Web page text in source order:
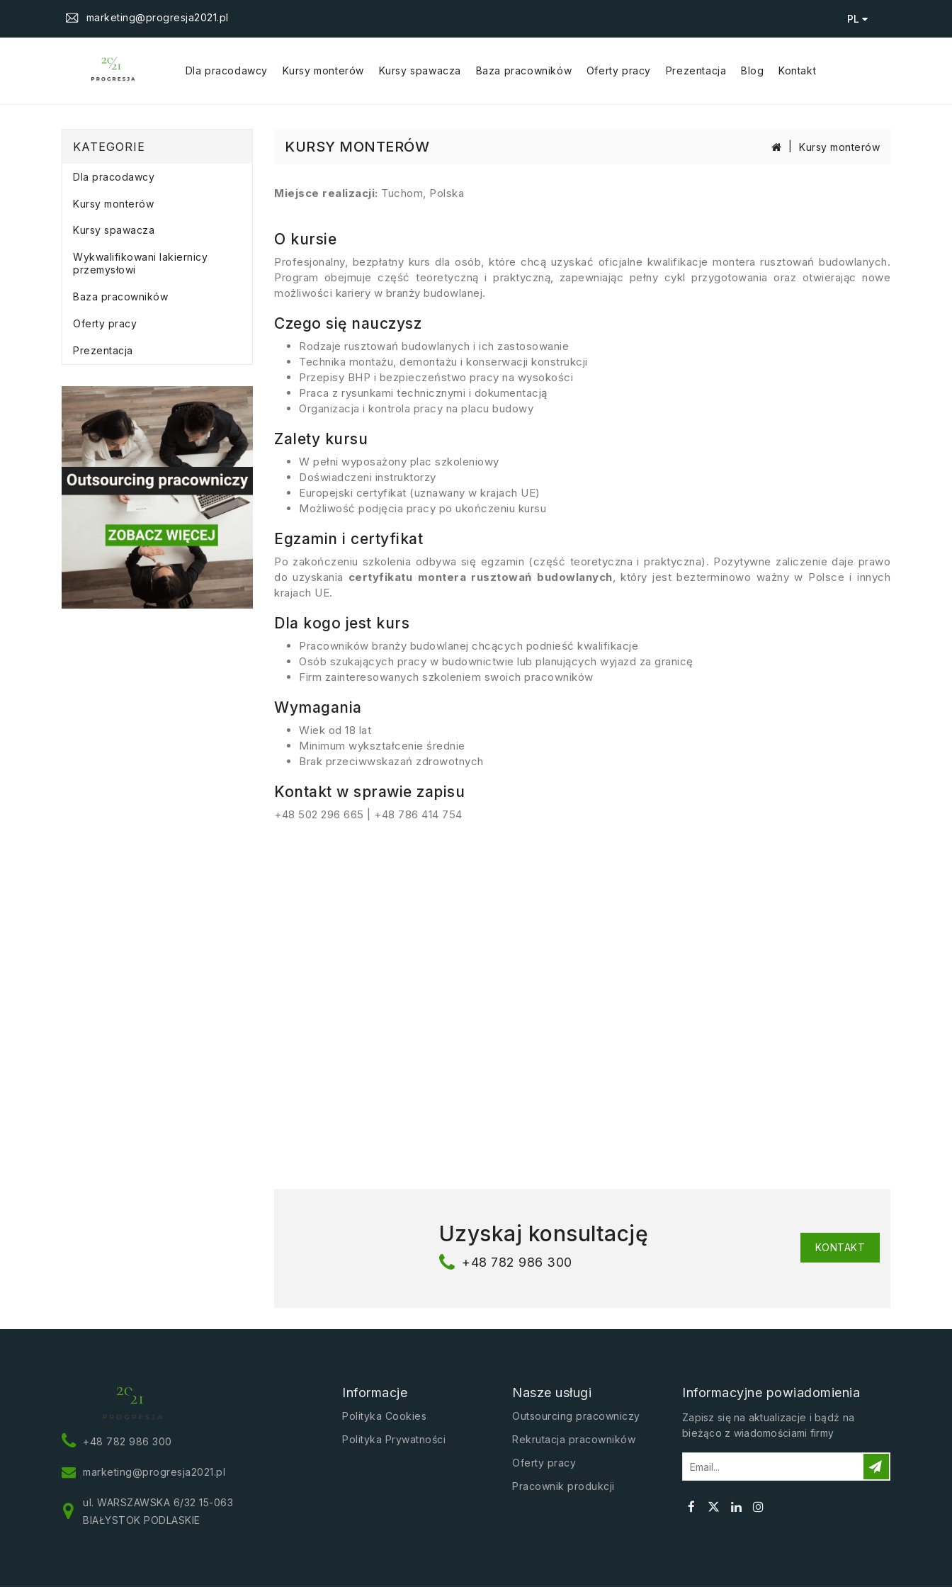
marketing@progresja2021.pl PL
Dla pracodawcy Kursy monterów Kursy spawacza Baza pracowników Oferty pracy Prezentacja Blog Kontakt
KATEGORIE
Dla pracodawcy
Kursy monterów
Kursy spawacza
Wykwalifikowani lakiernicy
przemysłowi
Baza pracowników
Oferty pracy
Prezentacja
KURSY MONTERÓW Kursy monterów
Miejsce realizacji: Tuchom, Polska
O kursie
Profesjonalny, bezpłatny kurs dla osób, które chcą uzyskać oficjalne kwalifikacje montera rusztowań budowlanych.
Program obejmuje część teoretyczną i praktyczną, zapewniając pełny cykl przygotowania oraz otwierając nowe
możliwości kariery w branży budowlanej.
Czego się nauczysz
Rodzaje rusztowań budowlanych i ich zastosowanie
Technika montażu, demontażu i konserwacji konstrukcji
Przepisy BHP i bezpieczeństwo pracy na wysokości
Praca z rysunkami technicznymi i dokumentacją
Organizacja i kontrola pracy na placu budowy
Zalety kursu
W pełni wyposażony plac szkoleniowy
Doświadczeni instruktorzy
Europejski certyfikat (uznawany w krajach UE)
Możliwość podjęcia pracy po ukończeniu kursu
Egzamin i certyfikat
Po zakończeniu szkolenia odbywa się egzamin (część teoretyczna i praktyczna). Pozytywne zaliczenie daje prawo
do uzyskania certyfikatu montera rusztowań budowlanych, który jest bezterminowo ważny w Polsce i innych
krajach UE.
Dla kogo jest kurs
Pracowników branży budowlanej chcących podnieść kwalifikacje
Osób szukających pracy w budownictwie lub planujących wyjazd za granicę
Firm zainteresowanych szkoleniem swoich pracowników
Wymagania
Wiek od 18 lat
Minimum wykształcenie średnie
Brak przeciwwskazań zdrowotnych
Kontakt w sprawie zapisu
+48 502 296 665 | +48 786 414 754
Uzyskaj konsultację
+48 782 986 300
KONTAKT
+48 782 986 300
marketing@progresja2021.pl
ul. WARSZAWSKA 6/32 15-063
BIAŁYSTOK PODLASKIE
Informacje
Polityka Cookies
Polityka Prywatności
Nasze usługi
Outsourcing pracowniczy
Rekrutacja pracowników
Oferty pracy
Pracownik produkcji
Informacyjne powiadomienia
Zapisz się na aktualizacje i bądź na
bieżąco z wiadomościami firmy